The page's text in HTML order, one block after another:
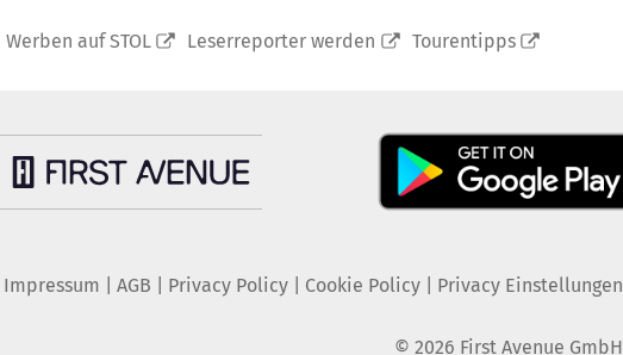
Werben auf STOL Leserreporter werden Tourentipps
Impressum AGB Privacy Policy| Cookie Policy| Privacy Einstellungen
© 2026 First Avenue GmbH